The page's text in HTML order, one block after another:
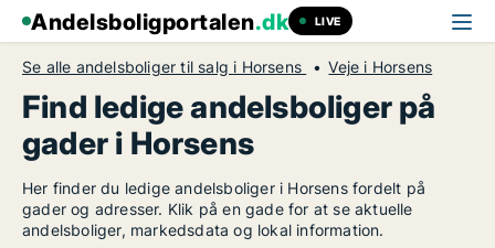
Andelsboligportalen.dk LIVE
Se alle andelsboliger til salg i Horsens Veje i Horsens
Find ledige andelsboliger på
gader i Horsens
Her finder du ledige andelsboliger i Horsens fordelt på
gader og adresser. Klik på en gade for at se aktuelle
andelsboliger, markedsdata og lokal information.